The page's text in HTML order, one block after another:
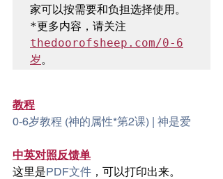
家可以按需要和负担选择使用。
*更多内容，请关注
thedoorofsheep.com/0-6
岁。
教程
0-6岁教程 (神的属性*第2课) | 神是爱
中英对照反馈单
这里是PDF文件 ，可以打印出来。